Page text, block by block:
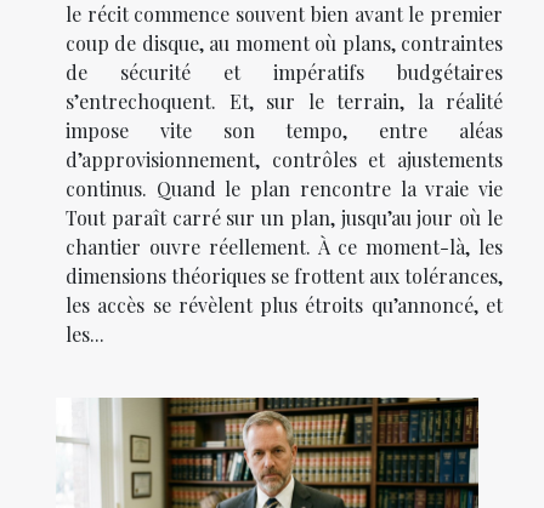
le récit commence souvent bien avant le premier
coup de disque, au moment où plans, contraintes
de sécurité et impératifs budgétaires
s’entrechoquent. Et, sur le terrain, la réalité
impose vite son tempo, entre aléas
d’approvisionnement, contrôles et ajustements
continus. Quand le plan rencontre la vraie vie
Tout paraît carré sur un plan, jusqu’au jour où le
chantier ouvre réellement. À ce moment-là, les
dimensions théoriques se frottent aux tolérances,
les accès se révèlent plus étroits qu’annoncé, et
les...